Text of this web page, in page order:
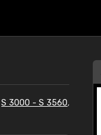
S 3000 - S 3560,